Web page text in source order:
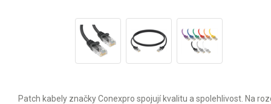
Patch kabely značky Conexpro spojují kvalitu a spolehlivost. Na